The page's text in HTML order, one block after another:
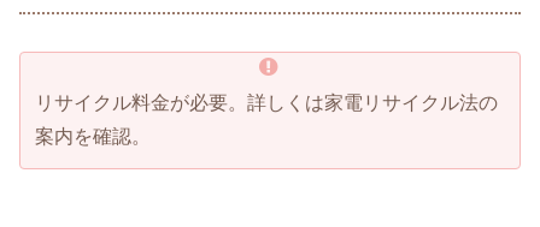
リサイクル料金が必要。詳しくは家電リサイクル法の
案内を確認。